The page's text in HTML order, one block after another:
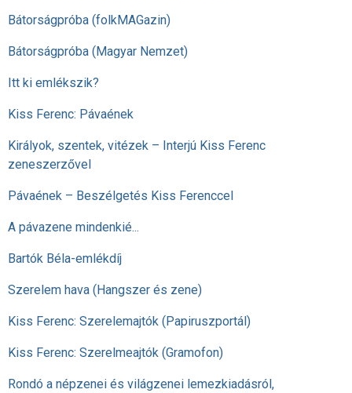
Bátorságpróba (folkMAGazin)
Bátorságpróba (Magyar Nemzet)
Itt ki emlékszik?
Kiss Ferenc: Pávaének
Királyok, szentek, vitézek – Interjú Kiss Ferenc
zeneszerzővel
Pávaének – Beszélgetés Kiss Ferenccel
A pávazene mindenkié...
Bartók Béla-emlékdíj
Szerelem hava (Hangszer és zene)
Kiss Ferenc: Szerelemajtók (Papiruszportál)
Kiss Ferenc: Szerelmeajtók (Gramofon)
Rondó a népzenei és világzenei lemezkiadásról,